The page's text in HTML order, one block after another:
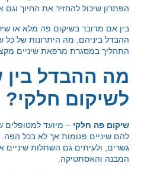
הפתרון שיכול להחזיר את החיוך
בין אם מדובר בשיקום פה מלא או
ההבדל ביניהם, מה היתרונות של כל
התהליך במסגרת מרפאת שיניים
מה ההבדל בין
לשיקום חלקי?
שיקום פה חלקי – מיועד למטופלים
להם שיניים פגומות אך לא בכל
גשרים, ולעיתים גם השתלות שיניים
המבנה והאסתטיקה.